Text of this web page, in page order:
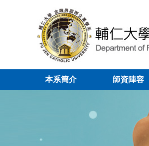
本系簡介 師資陣容